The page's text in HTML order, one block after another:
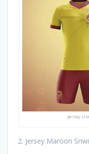
jersey
Jersey Maroon